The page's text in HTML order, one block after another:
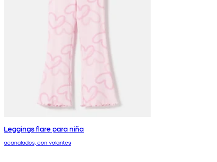
Leggings flare para niña
acanalados, con volantes